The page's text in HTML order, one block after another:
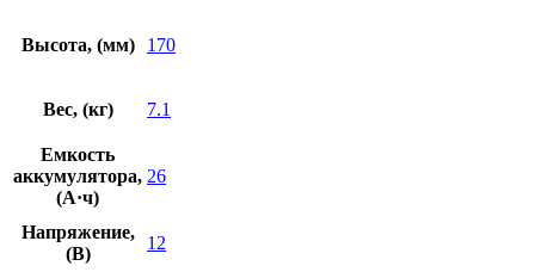
Высота, (мм) 170
Вес, (кг) 7.1
Емкость
аккумулятора,
(А·ч)
26
Напряжение,
(В)
12